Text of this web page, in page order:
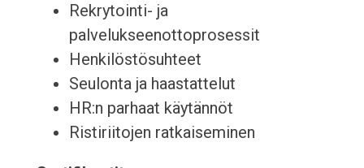
Rekrytointi- ja
palvelukseenottoprosessit
Henkilöstösuhteet
Seulonta ja haastattelut
HR:n parhaat käytännöt
Ristiriitojen ratkaiseminen